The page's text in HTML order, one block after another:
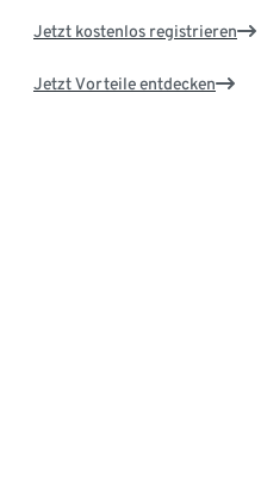
Jetzt kostenlos registrieren
Jetzt Vorteile entdecken